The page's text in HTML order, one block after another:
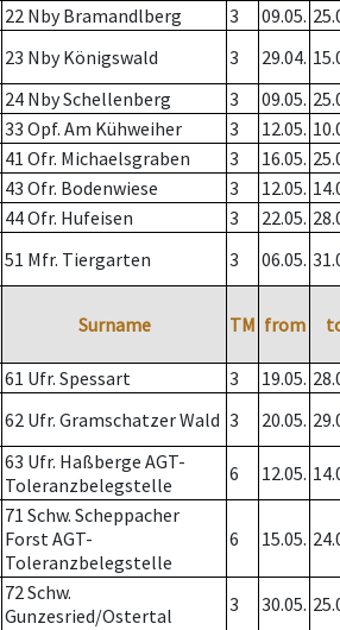
22 Nby Bramandlberg 3 09.05.
23 Nby Königswald 3 29.04.
24 Nby Schellenberg 3 09.05.
33 Opf. Am Kühweiher 3 12.05.
41 Ofr. Michaelsgraben 3 16.05.
43 Ofr. Bodenwiese 3 12.05.
44 Ofr. Hufeisen 3 22.05.
51 Mfr. Tiergarten 3 06.05.
Surname TM from
61 Ufr. Spessart 3 19.05.
62 Ufr. Gramschatzer Wald 3 20.05.
63 Ufr. Haßberge AGT-
Toleranzbelegstelle
6 12.05.
71 Schw. Scheppacher
Forst AGT-
Toleranzbelegstelle
6 15.05.
72 Schw.
Gunzesried/Ostertal
3 30.05.